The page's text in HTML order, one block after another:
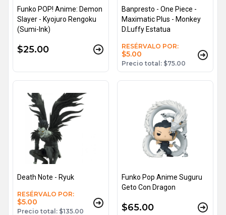
Funko POP! Anime: Demon
Slayer - Kyojuro Rengoku
(Sumi-Ink)
$25.00
Banpresto - One Piece -
Maximatic Plus - Monkey
D.Luffy Estatua
RESÉRVALO POR:
$5.00
Precio total: $75.00
Death Note - Ryuk
RESÉRVALO POR:
$5.00
Precio total: $135.00
Funko Pop Anime Suguru
Geto Con Dragon
$65.00